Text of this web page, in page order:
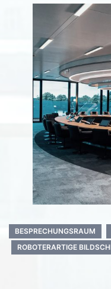
BESPRECHUNGSRAUM
ROBOTERARTIGE